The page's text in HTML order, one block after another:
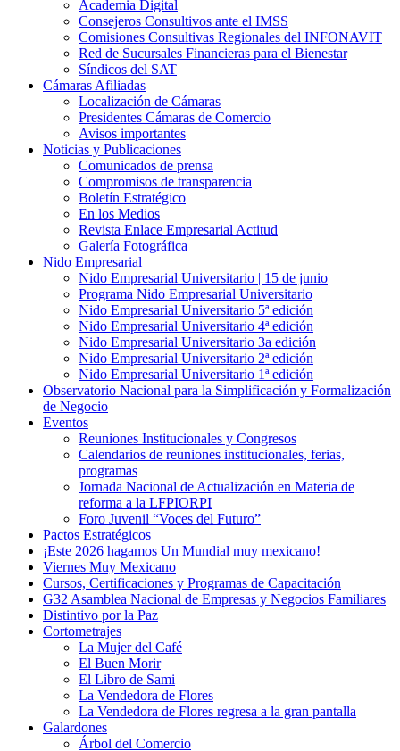
Academia Digital
Consejeros Consultivos ante el IMSS
Comisiones Consultivas Regionales del INFONAVIT
Red de Sucursales Financieras para el Bienestar
Síndicos del SAT
Cámaras Afiliadas
Localización de Cámaras
Presidentes Cámaras de Comercio
Avisos importantes
Noticias y Publicaciones
Comunicados de prensa
Compromisos de transparencia
Boletín Estratégico
En los Medios
Revista Enlace Empresarial Actitud
Galería Fotográfica
Nido Empresarial
Nido Empresarial Universitario | 15 de junio
Programa Nido Empresarial Universitario
Nido Empresarial Universitario 5ª edición
Nido Empresarial Universitario 4ª edición
Nido Empresarial Universitario 3a edición
Nido Empresarial Universitario 2ª edición
Nido Empresarial Universitario 1ª edición
Observatorio Nacional para la Simplificación y Formalización
de Negocio
Eventos
Reuniones Institucionales y Congresos
Calendarios de reuniones institucionales, ferias,
programas
Jornada Nacional de Actualización en Materia de
reforma a la LFPIORPI
Foro Juvenil “Voces del Futuro”
Pactos Estratégicos
¡Este 2026 hagamos Un Mundial muy mexicano!
Viernes Muy Mexicano
Cursos, Certificaciones y Programas de Capacitación
G32 Asamblea Nacional de Empresas y Negocios Familiares
Distintivo por la Paz
Cortometrajes
La Mujer del Café
El Buen Morir
El Libro de Sami
La Vendedora de Flores
La Vendedora de Flores regresa a la gran pantalla
Galardones
Árbol del Comercio